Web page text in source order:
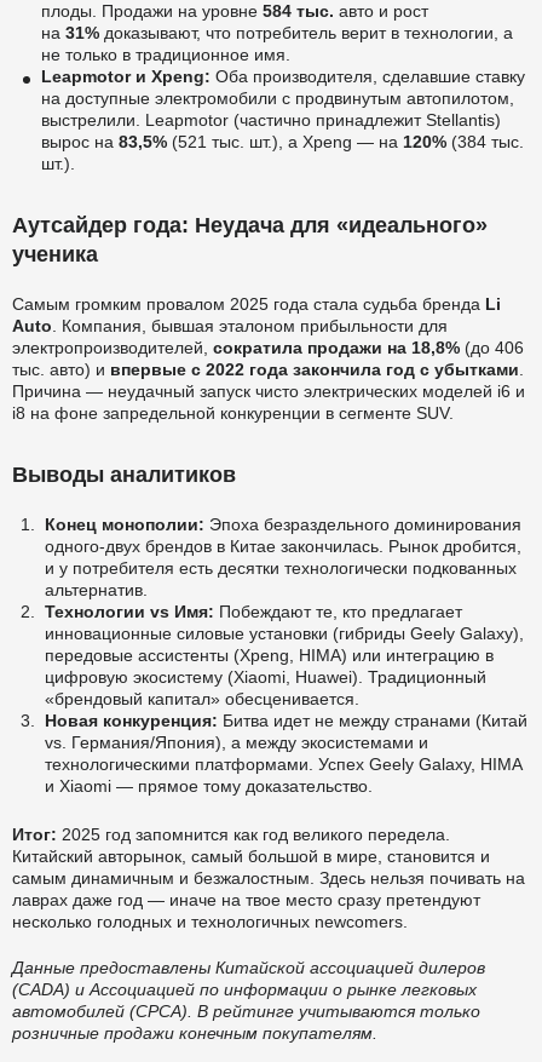
плоды. Продажи на уровне 584 тыс. авто и рост
на 31% доказывают, что потребитель верит в технологии, а
не только в традиционное имя.
Leapmotor и Xpeng: Оба производителя, сделавшие ставку
на доступные электромобили с продвинутым автопилотом,
выстрелили. Leapmotor (частично принадлежит Stellantis)
вырос на 83,5% (521 тыс. шт.), а Xpeng — на 120% (384 тыс.
шт.).
Аутсайдер года: Неудача для «идеального»
ученика
Самым громким провалом 2025 года стала судьба бренда Li
Auto . Компания, бывшая эталоном прибыльности для
электропроизводителей, сократила продажи на 18,8% (до 406
тыс. авто) и впервые с 2022 года закончила год с убытками
Причина — неудачный запуск чисто электрических моделей i6 и
i8 на фоне запредельной конкуренции в сегменте SUV.
Выводы аналитиков
Конец монополии: Эпоха безраздельного доминирования
одного-двух брендов в Китае закончилась. Рынок дробится,
и у потребителя есть десятки технологически подкованных
альтернатив.
Технологии vs Имя: Побеждают те, кто предлагает
инновационные силовые установки (гибриды Geely Galaxy),
передовые ассистенты (Xpeng, HIMA) или интеграцию в
цифровую экосистему (Xiaomi, Huawei). Традиционный
«брендовый капитал» обесценивается.
Новая конкуренция: Битва идет не между странами (Китай
vs. Германия/Япония), а между экосистемами и
технологическими платформами. Успех Geely Galaxy, HIMA
и Xiaomi — прямое тому доказательство.
Итог: 2025 год запомнится как год великого передела.
Китайский авторынок, самый большой в мире, становится и
самым динамичным и безжалостным. Здесь нельзя почивать на
лаврах даже год — иначе на твое место сразу претендуют
несколько голодных и технологичных newcomers.
Данные предоставлены Китайской ассоциацией дилеров
(CADA) и Ассоциацией по информации о рынке легковых
автомобилей (CPCA). В рейтинге учитываются только
розничные продажи конечным покупателям.